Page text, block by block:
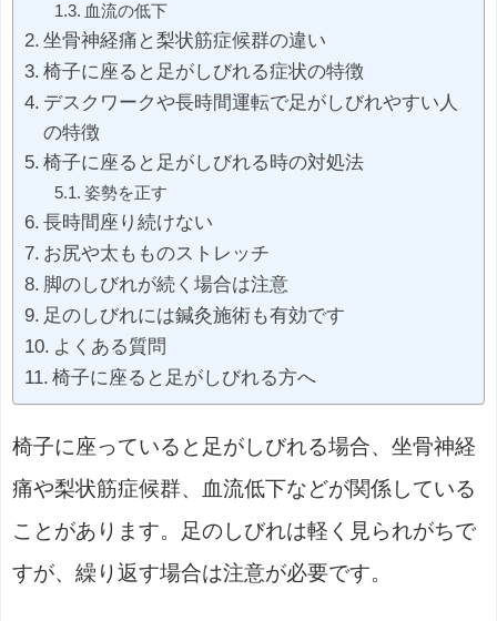
血流の低下
坐骨神経痛と梨状筋症候群の違い
椅子に座ると足がしびれる症状の特徴
デスクワークや長時間運転で足がしびれやすい人
の特徴
椅子に座ると足がしびれる時の対処法
姿勢を正す
長時間座り続けない
お尻や太もものストレッチ
脚のしびれが続く場合は注意
足のしびれには鍼灸施術も有効です
よくある質問
椅子に座ると足がしびれる方へ
椅子に座っていると足がしびれる場合、坐骨神経
痛や梨状筋症候群、血流低下などが関係している
ことがあります。足のしびれは軽く見られがちで
すが、繰り返す場合は注意が必要です。